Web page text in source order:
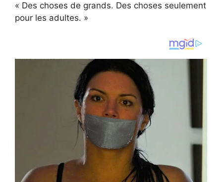
« Des choses de grands. Des choses seulement
pour les adultes. »